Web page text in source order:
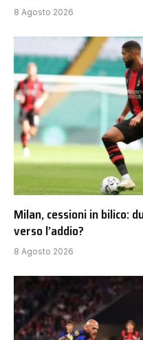
8 Agosto 2026
Milan, cessioni in bilico:
verso l’addio?
8 Agosto 2026